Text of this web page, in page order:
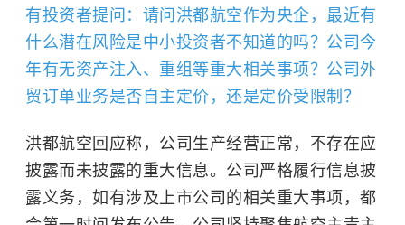
有投资者提问：请问洪都航空作为央企，最近有
什么潜在风险是中小投资者不知道的吗？公司今
年有无资产注入、重组等重大相关事项？公司外
贸订单业务是否自主定价，还是定价受限制？
洪都航空回应称，公司生产经营正常，不存在应
披露而未披露的重大信息。公司严格履行信息披
露义务，如有涉及上市公司的相关重大事项，都